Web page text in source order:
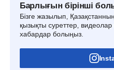
Барлығын бірінші
Бізге жазылып,
қызықты суреттер,
хабардар болыңыз.